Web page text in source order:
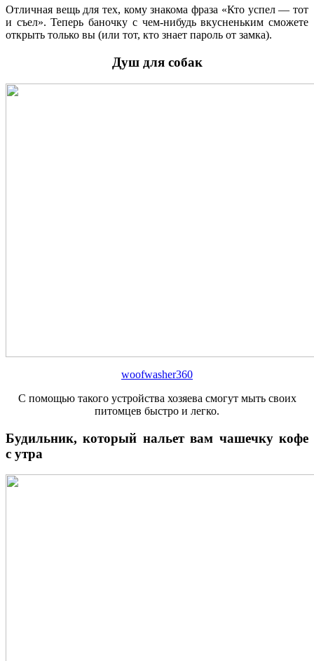
Отличная вещь для тех, кому знакома фраза «Кто успел — тот
и съел». Теперь баночку с чем-нибудь вкусненьким сможете
открыть только вы (или тот, кто знает пароль от замка).
Душ для собак
woofwasher360
С помощью такого устройства хозяева смогут мыть своих
питомцев быстро и легко.
Будильник, который нальет вам чашечку кофе
с утра